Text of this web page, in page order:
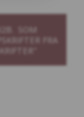
SOM
FRA